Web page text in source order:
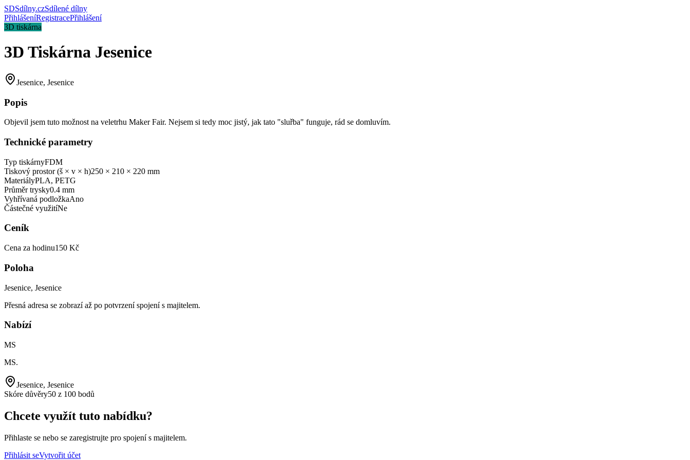
SDSdílny.czSdílené dílny
PřihlášeníRegistracePřihlášení
3D tiskárna
3D Tiskárna Jesenice
Jesenice, Jesenice
Popis
Objevil jsem tuto možnost na veletrhu Maker Fair. Nejsem si tedy moc jistý, jak tato "sluřba" funguje, rád se domluvím.
Technické parametry
Typ tiskárnyFDM
Tiskový prostor (š × v × h)250 × 210 × 220 mm
MateriályPLA, PETG
Průměr trysky0.4 mm
Vyhřívaná podložkaAno
Částečné využitíNe
Ceník
Cena za hodinu150 Kč
Poloha
Jesenice, Jesenice
Přesná adresa se zobrazí až po potvrzení spojení s majitelem.
Nabízí
MS
MS.
Jesenice, Jesenice
Skóre důvěry50 z 100 bodů
Chcete využít tuto nabídku?
Přihlaste se nebo se zaregistrujte pro spojení s majitelem.
Přihlásit seVytvořit účet